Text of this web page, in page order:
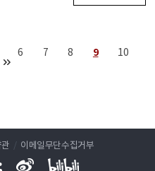
6 7 8 9 10
/ 이메일무단수집거부